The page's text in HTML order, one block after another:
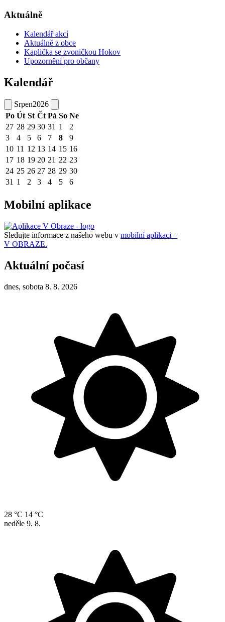
Aktuálně
Kalendář akcí
Aktuálně z obce
Kaplička se zvoničkou Hokov
Upozornění pro občany
Kalendář
Srpen2026
Po Út St Čt Pá So Ne
27 28 29 30 31 1
2
3
4 5 6 7 8
9
10 11 12 13 14 15 16
17 18 19 20 21 22 23
24 25 26 27 28 29 30
31 1 2 3 4 5 6
Mobilní aplikace
Sledujte informace z našeho webu v mobilní aplikaci –
V OBRAZE.
Aktuální počasí
dnes, sobota 8. 8. 2026
28 °C 14 °C
neděle 9. 8.